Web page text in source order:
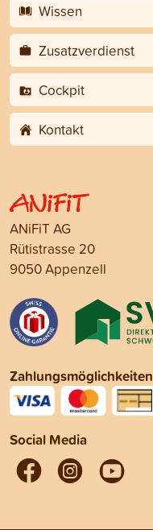
Wissen
Zusatzverdienst
Cockpit
Kontakt
ANiFiT AG
Rütistrasse 20
9050 Appenzell
Zahlungsmöglichkeiten
Social Media